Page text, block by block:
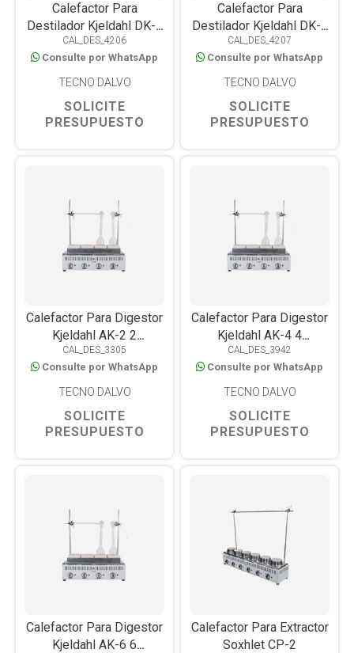
Calefactor Para
Destilador Kjeldahl DK-4
4 Determinaciones
CAL_DES_4206
Consulte por WhatsApp
TECNO DALVO
SOLICITE
PRESUPUESTO
Calefactor Para
Destilador Kjeldahl DK-6
6 Determinaciones
CAL_DES_4207
Consulte por WhatsApp
TECNO DALVO
SOLICITE
PRESUPUESTO
Calefactor Para Digestor
Kjeldahl AK-2 2
Determinaciones
CAL_DES_3305
Consulte por WhatsApp
TECNO DALVO
SOLICITE
PRESUPUESTO
Calefactor Para Digestor
Kjeldahl AK-4 4
Determinaciones
CAL_DES_3942
Consulte por WhatsApp
TECNO DALVO
SOLICITE
PRESUPUESTO
Calefactor Para Digestor
Kjeldahl AK-6 6
Calefactor Para Extractor
Soxhlet CP-2